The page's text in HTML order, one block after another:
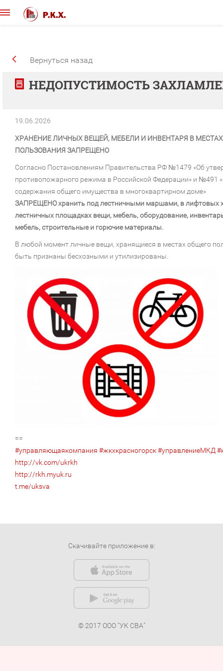
Вернуться назад
НЕДОПУСТИМОСТЬ
19.06.2026
ХРАНЕНИЕ ЛИЧНЫХ ВЕЩЕЙ, МЕБЕЛИ И ИНВЕНТАРЯ В
ПОЛЬЗОВАНИЯ ЗАПРЕЩЕНО
Согласно Постановлениям Правительства РФ №1479 «Об
противопожарного режима в Российской Федерации» и №491
содержания общего имущества в многоквартирном доме»
ЗАПРЕЩЕНО хранить под лестничными маршами, в лифтовых
лестничных площадках вещи, мебель, оборудование,
мебель, строительные и горючие материалы.
В любой момент личные вещи, хранящиеся в местах общего
быть признаны бесхозными и утилизированы.
==
#управляющаякомпания #жкхкрасногорск#управлениеМКД
http://vk.com/ukrkh
http://rkh.myuk.ru
t.me/uksva
Скачивайте приложение в:
© 2017 ООО "УК СВА"